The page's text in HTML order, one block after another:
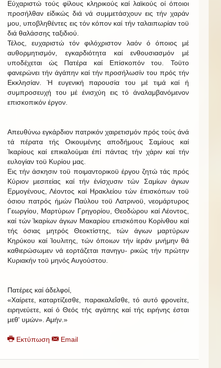
Εύχαριστώ τούς φίλους κληρικούς καί λαϊκούς οί όποιοι
προσήλθαν είδικώς διά νά συμμετάσχουν εις τήν χαράν
μου, υποβληθέντες εις τόν κόπον καί τήν ταλαιπωρίαν τοϋ
διά θαλάσσης ταξιδιού.
Τέλος, ευχαριστώ τόν φιλόχριστον λαόν ό όποιος μέ
αυθορμητισμόν, εγκαρδιότητα καί ενθουσιασμόν μέ
υποδέχεται ώς Πατέρα καί Επίσκοπόν του. Τοϋτο
φανερώνει τήν άγάπην καί τήν προσήλωσίν του πρός τήν
Εκκλησίαν. Ή ευγενική παρουσία του μέ τιμά καί ή
συμπροσευχή του μέ ένισχύη εις τό άναλαμβανόμενον
επισκοπικόν έργον.
Απευθύνω εγκάρδιον πατρικόν χαιρετισμόν πρός τούς άνά
τά πέρατα τής Οικουμένης αποδήμους Σαμίους καί
Ίκαρίους καί επικαλούμαι έπί πάντας τήν χάριν καί τήν
ευλογίαν τοϋ Κυρίου μας.
Εις τήν άσκησιν τοϋ ποιμαντορικοϋ έργου ζητώ τάς πρός
Κύριον μεσιτείας καί τήν ένίσχυσιν τών Σαμίων άγιων
Ερμογένους, Λέοντος καί Ηρακλείου τών έπισκόπων τοϋ
όσιου πατρός ήμών Παύλου τοϋ Λατρινοϋ, νεομάρτυρος
Γεωργίου, Μαρτύρων Γρηγορίου, Θεοδώρου καί Λέοντος,
καί τών Ίκαρίων άγιων Μακαρίου επισκόπου Κορίνθου καί
τής όσιας μητρός Θεοκτίστης, τών άγιων μαρτύρων
Κηρύκου καί Ίουλιτης, τών όποιων τήν ίεράν μνήμην θά
καθιερώσωμεν νά εορτάζεται πανηγυ- ρικώς τήν πρώτην
Κυριακήν τοϋ μηνός Αυγούστου.
Πατέρες καί άδελφοί,
«Χαίρετε, καταρτίζεσθε, παρακαλεΐσθε, τό αυτό φρονείτε,
ειρηνεύετε, καί ό Θεός τής αγάπης καί τής ειρήνης έσται
μεθ' υμών». Αμήν.»
Εκτύπωση Email